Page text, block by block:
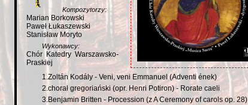
Kompozytorzy:
Marian Borkowski
Paweł Łukaszewski
Stanisław Moryto
Wykonawcy:
Chór Katedry Warszawsko-
Praskiej
1.Zoltán Kodály - Veni, veni Emmanuel (Adventi ének)
2.chorał gregoriański (opr. Henri Potiron) - Rorate caeli
3.Benjamin Britten - Procession (z A Ceremony of carols op. 28)